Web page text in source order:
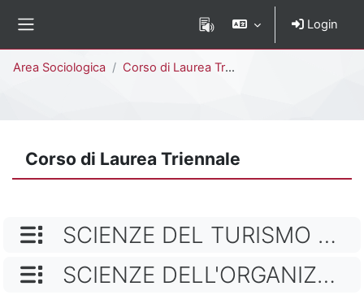
Login
Area Sociologica Corso di Laurea Triennale
Corso di Laurea Triennale
NOME CATEGORIA
SCIENZE DEL TURISMO E COMUNITÀ LOCALE [E1503N - E1501N]
NOME CATEGORIA
SCIENZE DELL'ORGANIZZAZIONE [E1602N - E1601N]